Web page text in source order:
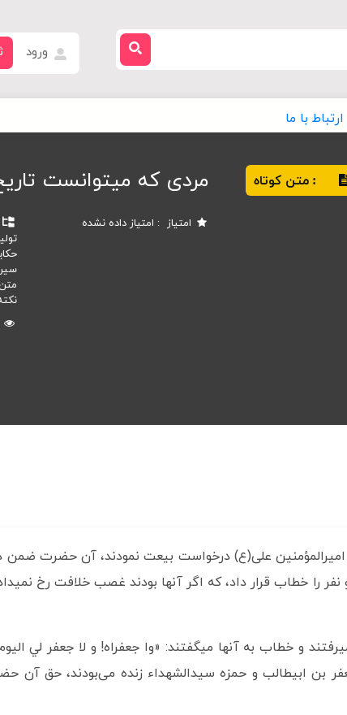
ورود
ارتباط با ما
: متن کوتاه مردی که میتوانست
امتیاز امتیاز داده نشده
علی(ع) درخواست بیعت نمودند، آن حضرت ضمن
را خطاب قرار داد، که اگر آنها بودند غصب خلافت رخ
و خطاب به آنها میگفتند: «وا جعفراه‏! و لا جعفر لي
بن ابیطالب و حمزه سیدالشهداء زنده می‌بودند، حق